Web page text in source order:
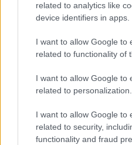
related to analytics like
device identifiers in apps.
I want to allow Google to
related to functionality of
I want to allow Google to
related to personalization.
I want to allow Google to
related to security,
functionality and fraud